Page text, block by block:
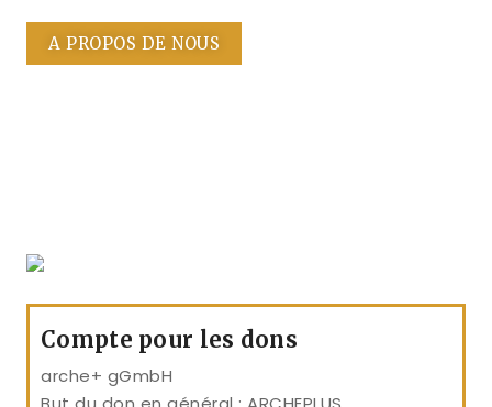
A PROPOS DE NOUS
Compte pour les dons
arche+ gGmbH